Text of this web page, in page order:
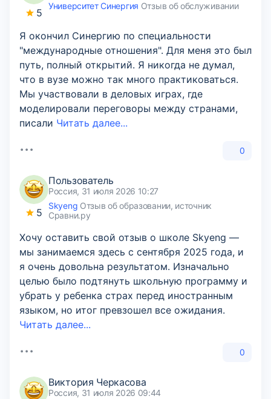
5
Университет Синергия Отзыв об обслуживании
Я окончил Синергию по специальности
"международные отношения". Для меня это был
путь, полный открытий. Я никогда не думал,
что в вузе можно так много практиковаться.
Мы участвовали в деловых играх, где
моделировали переговоры между странами,
писали Читать далее...
0
5
Пользователь
Россия, 31 июля 2026 10:27
Skyeng Отзыв об образовании, источник
Сравни.ру
Хочу оставить свой отзыв о школе Skyeng —
мы занимаемся здесь с сентября 2025 года, и
я очень довольна результатом. Изначально
целью было подтянуть школьную программу и
убрать у ребенка страх перед иностранным
языком, но итог превзошел все ожидания.
Читать далее...
0
Виктория Черкасова
Россия, 31 июля 2026 09:44